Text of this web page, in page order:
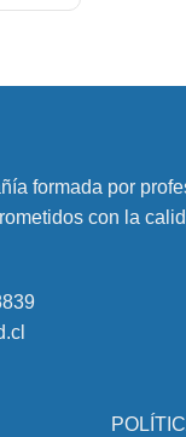
formada por
con la